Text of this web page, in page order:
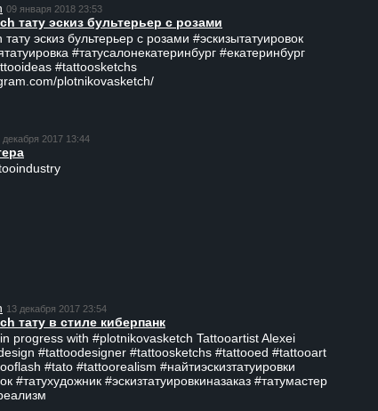
09 января 2018 23:53
тату эскиз бультерьер с розами
эскиз бультерьер с розами #эскизытатуировок
#татусалонекатеринбург #екатеринбург
#tattoosketchs
plotnikovasketch/
декабря 2017 13:44
13 декабря 2017 23:54
тату в стиле киберпанк
progress with #plotnikovasketch Tattooartist Alexei
#tattoodesigner #tattoosketchs #tattooed #tattooart
#tato #tattoorealism #найтиэскизтатуировки
#татухудожник #эскизтатуировкиназаказ #татумастер